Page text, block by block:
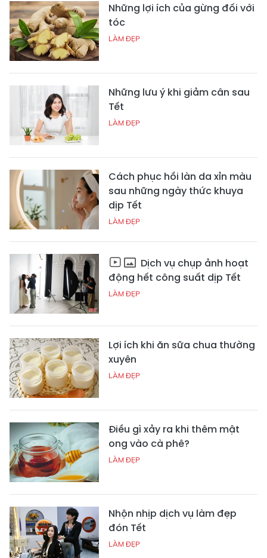
Những lợi ích của gừng đối với
tóc
LÀM ĐẸP
Những lưu ý khi giảm cân sau
Tết
LÀM ĐẸP
Cách phục hồi làn da xỉn màu
sau những ngày thức khuya
dịp Tết
LÀM ĐẸP
Dịch vụ chụp ảnh hoạt
động hết công suất dịp Tết
LÀM ĐẸP
Lợi ích khi ăn sữa chua thường
xuyên
LÀM ĐẸP
Điều gì xảy ra khi thêm mật
ong vào cà phê?
LÀM ĐẸP
Nhộn nhịp dịch vụ làm đẹp
đón Tết
LÀM ĐẸP